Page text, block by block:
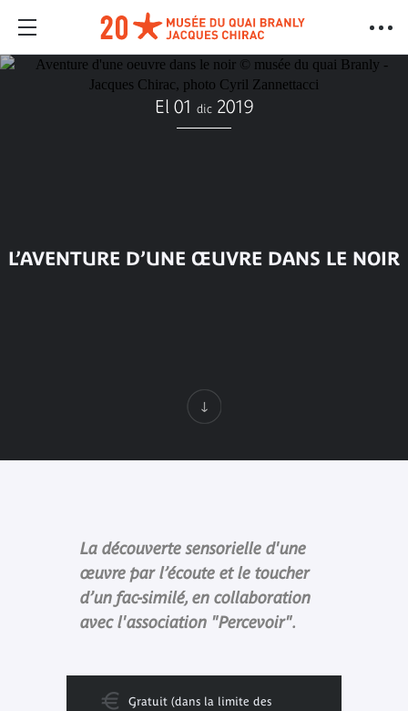
El 01 dic 2019
L’AVENTURE D’UNE ŒUVRE DANS LE NOIR
La découverte sensorielle d'une
œuvre par l’écoute et le toucher
d’un fac-similé, en collaboration
avec l'association "Percevoir".
Gratuit (dans la limite des